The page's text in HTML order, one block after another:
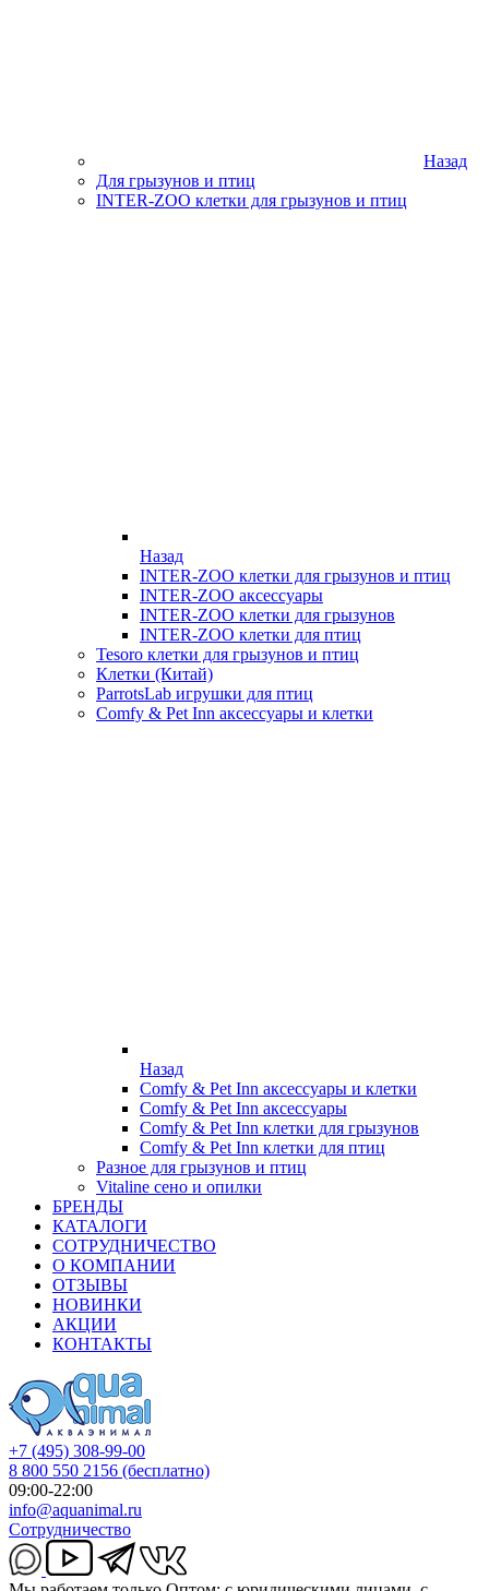
Назад
Для грызунов и птиц
INTER-ZOO клетки для грызунов и птиц
Назад
INTER-ZOO клетки для грызунов и птиц
INTER-ZOO аксессуары
INTER-ZOO клетки для грызунов
INTER-ZOO клетки для птиц
Tesoro клетки для грызунов и птиц
Клетки (Китай)
ParrotsLab игрушки для птиц
Comfy & Pet Inn аксессуары и клетки
Назад
Comfy & Pet Inn аксессуары и клетки
Comfy & Pet Inn аксессуары
Comfy & Pet Inn клетки для грызунов
Comfy & Pet Inn клетки для птиц
Разное для грызунов и птиц
Vitaline сено и опилки
БРЕНДЫ
КАТАЛОГИ
СОТРУДНИЧЕСТВО
О КОМПАНИИ
ОТЗЫВЫ
НОВИНКИ
АКЦИИ
КОНТАКТЫ
+7 (495) 308-99-00
8 800 550 2156 (бесплатно)
09:00-22:00
info@aquanimal.ru
Сотрудничество